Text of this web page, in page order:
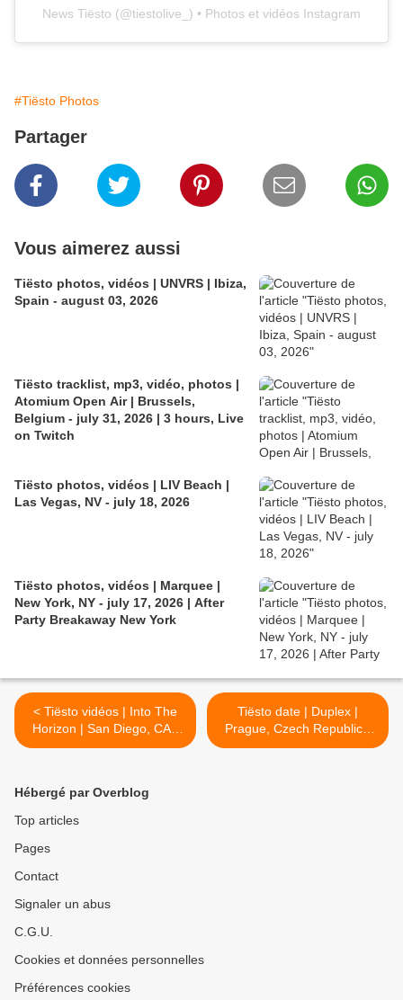
News Tiësto (@tiestolive_ ) • Photos et vidéos Instagram
#Tiësto Photos
Partager
Vous aimerez aussi
Tiësto photos, vidéos | UNVRS | Ibiza,
Spain - august 03, 2026
Tiësto tracklist, mp3, vidéo, photos |
Atomium Open Air | Brussels,
Belgium - july 31, 2026 | 3 hours, Live
on Twitch
Tiësto photos, vidéos | LIV Beach |
Las Vegas, NV - july 18, 2026
Tiësto photos, vidéos | Marquee |
New York, NY - july 17, 2026 | After
Party Breakaway New York
< Tiësto vidéos | Into The
Horizon | San Diego, CA -
june 27, 2026
Tiësto date | Duplex |
Prague, Czech Republic -
august 23, 2026 >
Hébergé par Overblog
Top articles
Pages
Contact
Signaler un abus
C.G.U.
Cookies et données personnelles
Préférences cookies